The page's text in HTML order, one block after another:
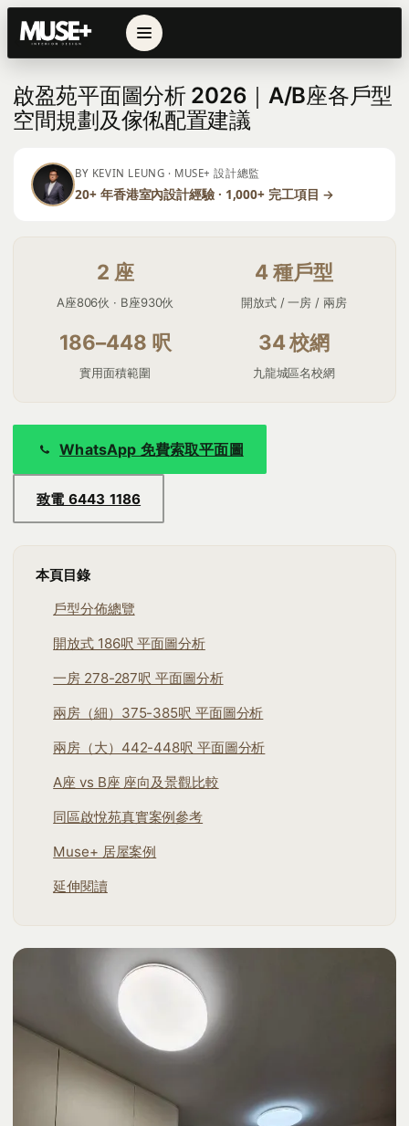
← 返回列表
啟盈苑平面圖分析 2026｜A/B座各戶型
空間規劃及傢俬配置建議
BY KEVIN LEUNG · MUSE+ 設計總監
20+ 年香港室內設計經驗 · 1,000+ 完工項目 →
2 座
A座806伙 · B座930伙
4 種戶型
開放式 / 一房 / 兩房
186–448 呎
實用面積範圍
34 校網
九龍城區名校網
WhatsApp 免費索取平面圖
致電 6443 1186
本頁目錄
戶型分佈總覽
開放式 186呎 平面圖分析
一房 278-287呎 平面圖分析
兩房（細）375-385呎 平面圖分析
兩房（大）442-448呎 平面圖分析
A座 vs B座 座向及景觀比較
同區啟悅苑真實案例參考
Muse+ 居屋案例
延伸閱讀